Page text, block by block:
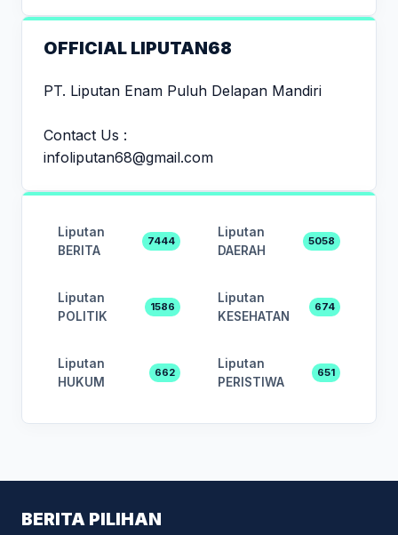
OFFICIAL LIPUTAN68
PT. Liputan Enam Puluh Delapan Mandiri
Contact Us :
infoliputan68@gmail.com
Liputan
BERITA
7444
Liputan
DAERAH
5058
Liputan
POLITIK
1586
Liputan
KESEHATAN
674
Liputan
HUKUM
662
Liputan
PERISTIWA
651
BERITA PILIHAN